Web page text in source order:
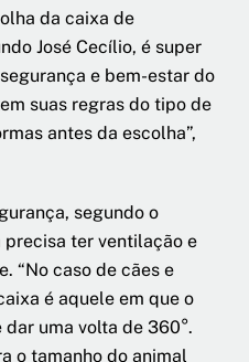
da caixa de
José Cecílio, é super
e bem-estar do
suas regras do tipo de
antes da escolha”,
segundo o
ter ventilação e
“No caso de cães e
é aquele em que o
uma volta de 360°.
o tamanho do animal